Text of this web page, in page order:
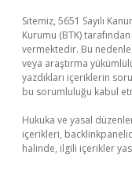
Sitemiz, 5651 Sayılı
Kurumu (BTK)
vermektedir. Bu
veya araştırma
yazdıkları içeriklerin
bu sorumluluğu kabul
Hukuka ve yasal
içerikleri,
halinde, ilgili içerikler